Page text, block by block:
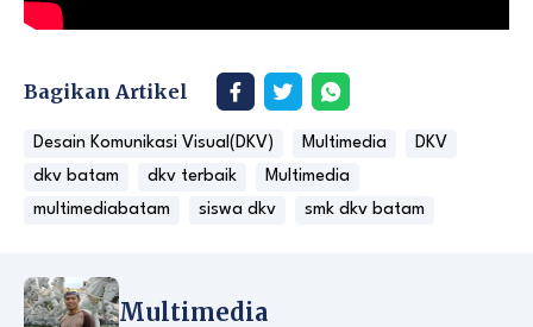
Bagikan Artikel
Desain Komunikasi Visual(DKV) Multimedia
DKV
dkv batam
dkv terbaik
Multimedia
multimediabatam
siswa dkv smk dkv batam
Multimedia